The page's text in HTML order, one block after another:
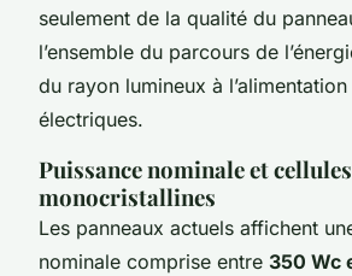
seulement de la qualité du
l’ensemble du parcours de
du rayon lumineux à
électriques.
Puissance nominale et cellules
monocristallines
Les panneaux actuels affichent
nominale comprise entre 350 Wc